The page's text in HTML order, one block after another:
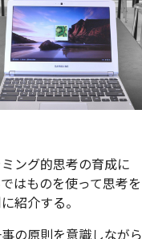
ング的思考の育成に
はものを使って思考を
紹介する。
の原則を意識しながら